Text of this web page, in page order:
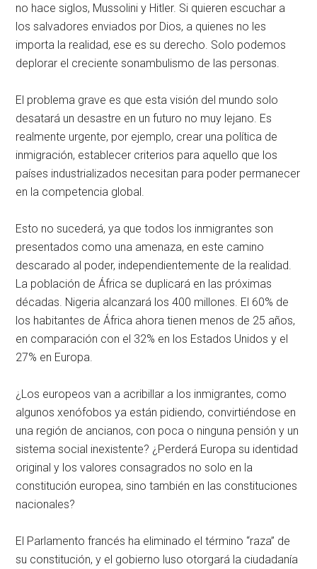
no hace siglos, Mussolini y Hitler. Si quieren escuchar a
los salvadores enviados por Dios, a quienes no les
importa la realidad, ese es su derecho. Solo podemos
deplorar el creciente sonambulismo de las personas.
El problema grave es que esta visión del mundo solo
desatará un desastre en un futuro no muy lejano. Es
realmente urgente, por ejemplo, crear una política de
inmigración, establecer criterios para aquello que los
países industrializados necesitan para poder permanecer
en la competencia global.
Esto no sucederá, ya que todos los inmigrantes son
presentados como una amenaza, en este camino
descarado al poder, independientemente de la realidad.
La población de África se duplicará en las próximas
décadas. Nigeria alcanzará los 400 millones. El 60% de
los habitantes de África ahora tienen menos de 25 años,
en comparación con el 32% en los Estados Unidos y el
27% en Europa.
¿Los europeos van a acribillar a los inmigrantes, como
algunos xenófobos ya están pidiendo, convirtiéndose en
una región de ancianos, con poca o ninguna pensión y un
sistema social inexistente? ¿Perderá Europa su identidad
original y los valores consagrados no solo en la
constitución europea, sino también en las constituciones
nacionales?
El Parlamento francés ha eliminado el término “raza” de
su constitución, y el gobierno luso otorgará la ciudadanía